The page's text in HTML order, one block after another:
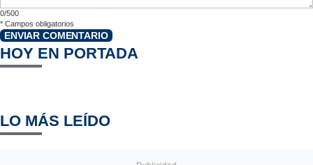
0/500
* Campos obligatorios
ENVIAR COMENTARIO
HOY EN PORTADA
LO MÁS LEÍDO